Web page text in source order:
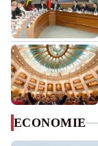
ECONOMIE